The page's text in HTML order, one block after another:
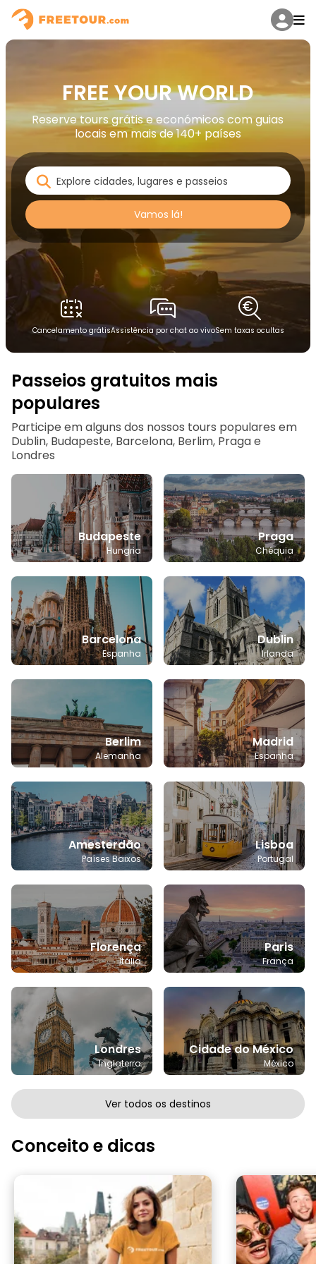
FREE YOUR WORLD
Reserve tours grátis e económicos com guias
locais em mais de 140+ países
Vamos lá!
Cancelamento grátisAssistência por chat ao vivoSem taxas ocultas
Passeios gratuitos mais
populares
Participe em alguns dos nossos tours populares em
Dublin, Budapeste, Barcelona, Berlim, Praga e
Londres
Budapeste
Hungria
Praga
Chéquia
Barcelona
Espanha
Dublin
Irlanda
Berlim
Alemanha
Madrid
Espanha
Amesterdão
Países Baixos
Lisboa
Portugal
Florença
Itália
Paris
França
Londres
Inglaterra
Cidade do México
México
Ver todos os destinos
Conceito e dicas